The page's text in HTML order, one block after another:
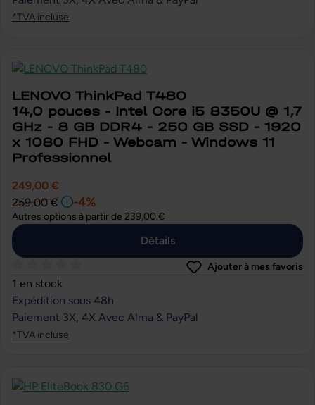
*TVA incluse
LENOVO ThinkPad T480
14,0 pouces - Intel Core i5 8350U @ 1,7
GHz - 8 GB DDR4 - 250 GB SSD - 1920
x 1080 FHD - Webcam - Windows 11
Professionnel
249,00 €
259,00 €
-4%
Autres options à partir de 239,00 €
Détails
Note moyenne de 0 sur 5 étoiles
Ajouter à mes favoris
1 en stock
Expédition sous 48h
Paiement 3X, 4X Avec Alma & PayPal
*TVA incluse